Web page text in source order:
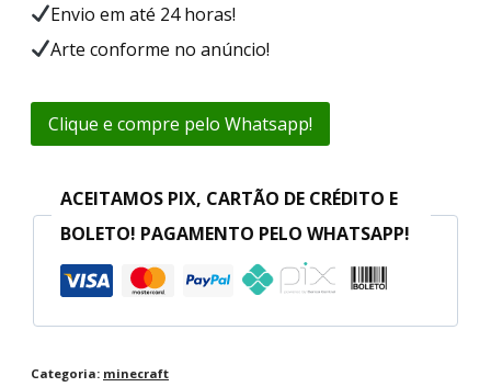
Envio em até 24 horas!
Arte conforme no anúncio!
Clique e compre pelo Whatsapp!
ACEITAMOS PIX, CARTÃO DE CRÉDITO E
BOLETO! PAGAMENTO PELO WHATSAPP!
Categoria: minecraft